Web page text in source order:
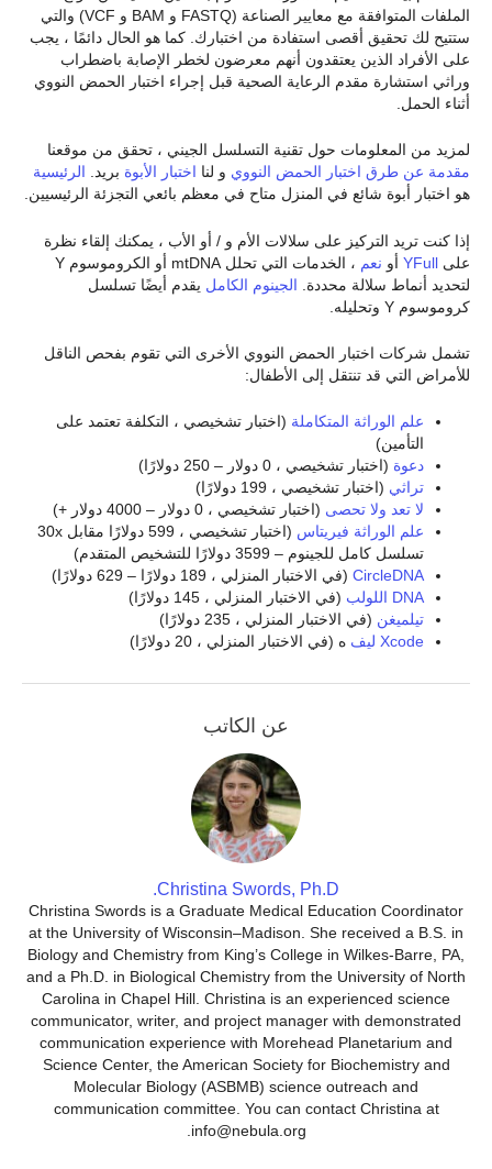
الملفات المتوافقة مع معايير الصناعة (FASTQ و BAM و VCF) والتي
ستتيح لك تحقيق أقصى استفادة من اختبارك. كما هو الحال دائمًا ، يجب
على الأفراد الذين يعتقدون أنهم معرضون لخطر الإصابة باضطراب
وراثي استشارة مقدم الرعاية الصحية قبل إجراء اختبار الحمض النووي
أثناء الحمل.
لمزيد من المعلومات حول تقنية التسلسل الجيني ، تحقق من موقعنا
مقدمة عن طرق اختبار الحمض النووي و لنا اختبار الأبوة بريد. الرئيسية
هو اختبار أبوة شائع في المنزل متاح في معظم بائعي التجزئة الرئيسيين.
إذا كنت تريد التركيز على سلالات الأم و / أو الأب ، يمكنك إلقاء نظرة
على
أو نعم
، الخدمات التي تحلل mtDNA أو الكروموسوم Y
لتحديد أنماط سلالة محددة.
الجينوم الكامل يقدم أيضًا تسلسل
كروموسوم Y وتحليله.
تشمل شركات اختبار الحمض النووي الأخرى التي تقوم بفحص الناقل
للأمراض التي قد تنتقل إلى الأطفال:
علم الوراثة المتكاملة (اختبار تشخيصي ، التكلفة تعتمد على
التأمين)
دعوة (اختبار تشخيصي ، 0 دولار – 250 دولارًا)
تراثي (اختبار تشخيصي ، 199 دولارًا)
لا تعد ولا تحصى (اختبار تشخيصي ، 0 دولار – 4000 دولار +)
علم الوراثة فيريتاس
(اختبار تشخيصي ، 599 دولارًا مقابل 30x
تسلسل كامل للجينوم – 3599 دولارًا للتشخيص المتقدم)
CircleDNA (في الاختبار المنزلي ، 189 دولارًا – 629 دولارًا)
DNA اللولب
(في الاختبار المنزلي ، 145 دولارًا)
تيلميغن (في الاختبار المنزلي ، 235 دولارًا)
Xcode ليف
ه (في الاختبار المنزلي ، 20 دولارًا)
عن الكاتب
Christina Swords, Ph.D.
Christina Swords is a Graduate Medical Education Coordinator
at the University of Wisconsin–Madison. She received a B.S. in
Biology and Chemistry from King’s College in Wilkes-Barre, PA,
and a Ph.D. in Biological Chemistry from the University of North
Carolina in Chapel Hill. Christina is an experienced science
communicator, writer, and project manager with demonstrated
communication experience with Morehead Planetarium and
Science Center, the American Society for Biochemistry and
Molecular Biology (ASBMB) science outreach and
communication committee. You can contact Christina at
info@nebula.org.